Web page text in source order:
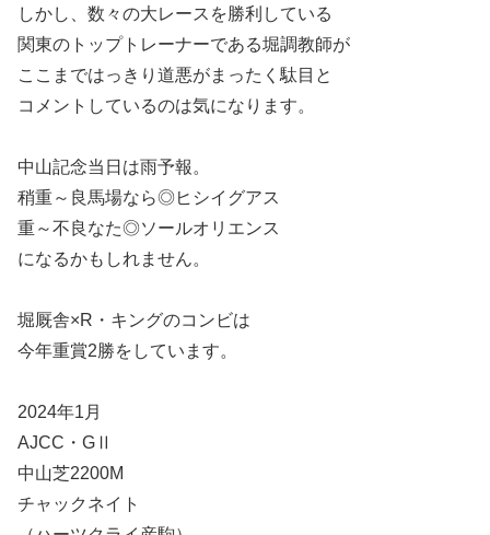
しかし、数々の大レースを勝利している
関東のトップトレーナーである堀調教師が
ここまではっきり道悪がまったく駄目と
コメントしているのは気になります。
中山記念当日は雨予報。
稍重～良馬場なら◎ヒシイグアス
重～不良なた◎ソールオリエンス
になるかもしれません。
堀厩舎×R・キングのコンビは
今年重賞2勝をしています。
2024年1月
AJCC・GⅡ
中山芝2200M
チャックネイト